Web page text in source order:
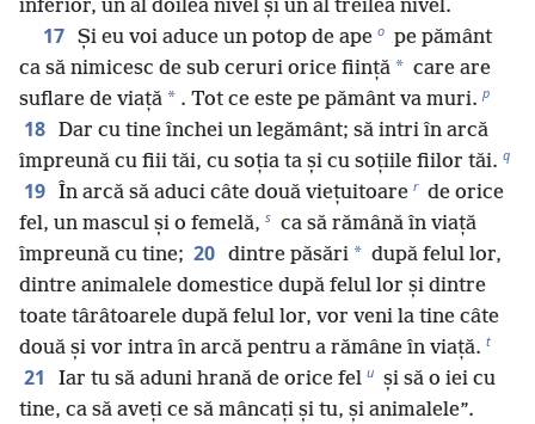
inferior, un al doilea nivel și un al treilea nivel.
17 Și eu voi aduce un potop de ape o pe pământ
ca să nimicesc de sub ceruri orice ființă * care are
suflare de viață * . Tot ce este pe pământ va muri. p
18 Dar cu tine închei un legământ; să intri în arcă
împreună cu fiii tăi, cu soția ta și cu soțiile fiilor tăi. q
19 În arcă să aduci câte două viețuitoare r de orice
fel, un mascul și o femelă, s ca să rămână în viață
împreună cu tine; 20 dintre păsări * după felul lor,
dintre animalele domestice după felul lor și dintre
toate târâtoarele după felul lor, vor veni la tine câte
două și vor intra în arcă pentru a rămâne în viață. t
21 Iar tu să aduni hrană de orice fel u și să o iei cu
tine, ca să aveți ce să mâncați și tu, și animalele”.